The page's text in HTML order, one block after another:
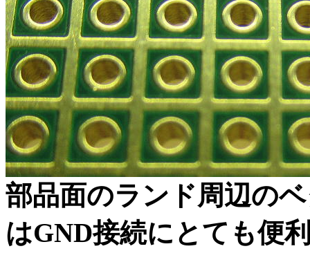
部品面のランド周辺の
はGND接続にとても便